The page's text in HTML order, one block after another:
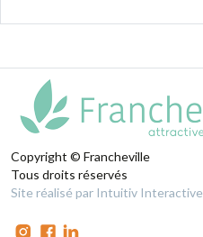
Copyright © Francheville
Tous droits réservés
Site réalisé par Intuitiv Interactive